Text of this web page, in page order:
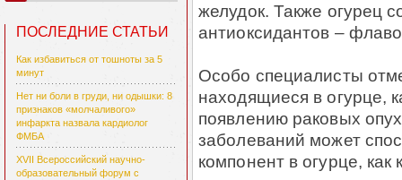
ПОСЛЕДНИЕ СТАТЬИ
Как избавиться от тошноты за 5
минут
Нет ни боли в груди, ни одышки: 8
признаков «молчаливого»
инфаркта назвала кардиолог
ФМБА
XVII Всероссийский научно-
образовательный форум с
желудок. Также огурец
антиоксидантов –
Особо специалисты
находящиеся в огурце,
появлению раковых
заболеваний может
компонент в огурце, как